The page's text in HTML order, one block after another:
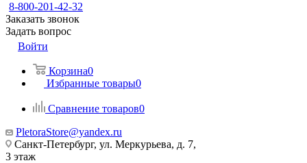
8-800-201-42-32
Заказать звонок
Задать вопрос
Войти
Корзина0
Избранные товары0
Сравнение товаров0
PletoraStore@yandex.ru
Санкт-Петербург, ул. Меркурьева, д. 7,
3 этаж